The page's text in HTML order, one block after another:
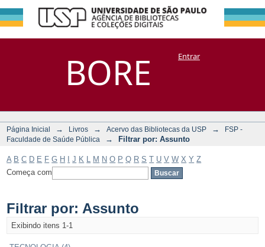
BORE
Filtrar por:
Assunto
DSpace/Manakin + CoriscoEntrar
Página Inicial → Livros → Acervo das Bibliotecas da USP →
FSP -
Faculdade de Saúde Pública
→ Filtrar por: Assunto
A B C D E F G H J K M N O P Q R S T U V W X Y Z
Começa com
Filtrar por: Assunto
Exibindo itens 1-1